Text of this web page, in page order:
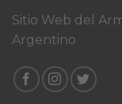
Sitio Web del
Argentino